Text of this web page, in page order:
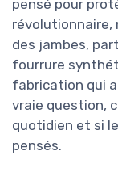
pensé pour
révolutionnaire,
des jambes,
fourrure
fabrication qui a
vraie question,
quotidien et si
pensés.